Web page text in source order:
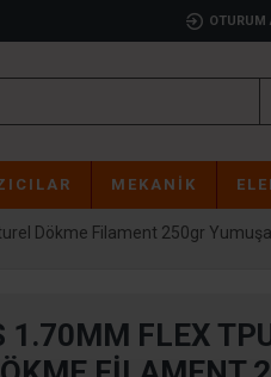
OTURUM
MEKANIK
Dökme Filament 250gr
1.70MM FLEX